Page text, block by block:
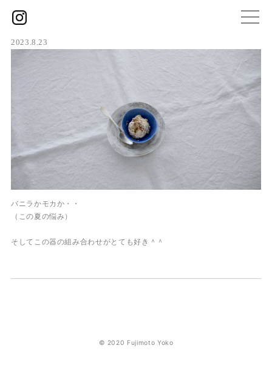
2023.8.23
バニラかモカか・・
（この夏の悩み）
そしてこの器の組み合わせがとても好き＾＾
© 2020 Fujimoto Yoko